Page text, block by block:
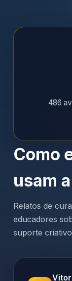
486
Como
usam
Relatos de
educadores
suporte